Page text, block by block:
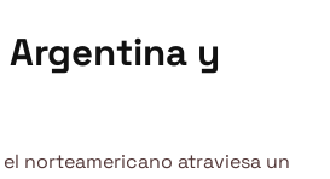
y
norteamericano atraviesa un